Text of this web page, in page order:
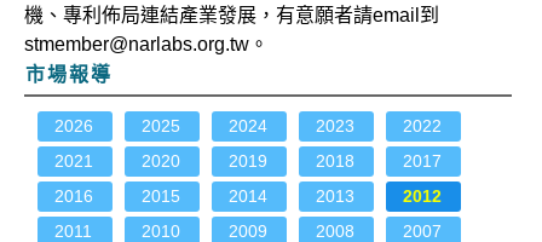
機、專利佈局連結產業發展，有意願者請email到
stmember@narlabs.org.tw。
市場報導
2026 2025 2024 2023
2022
2021
2020 2019 2018
2017
2016
2015 2014 2013
2012
2011
2010 2009 2008
2007